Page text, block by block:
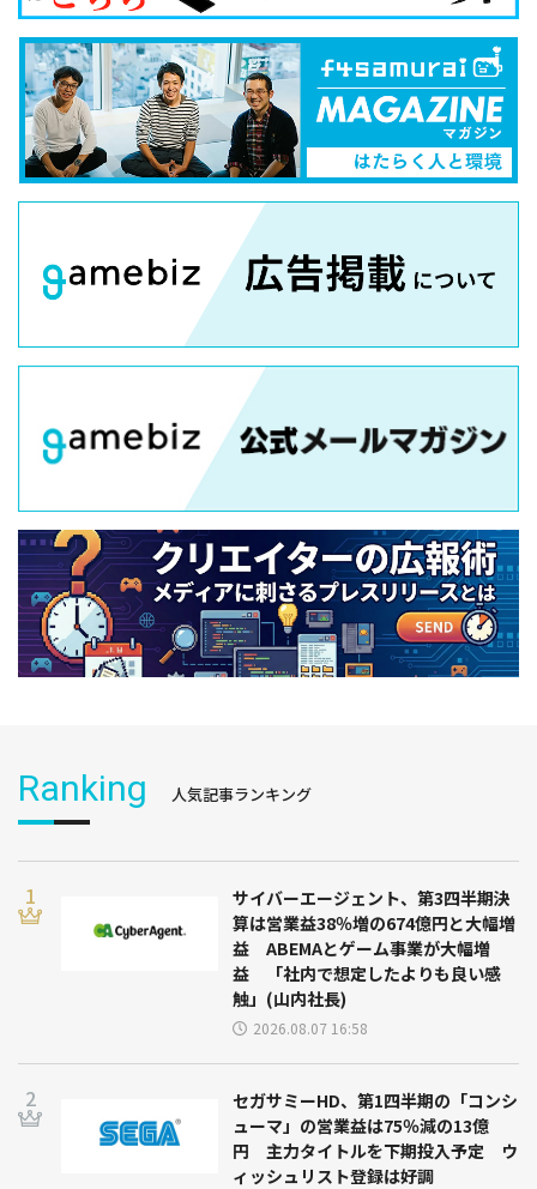
Ranking 人気記事ランキング
サイバーエージェント、第3四半期決
算は営業益38％増の674億円と大幅増
益 ABEMAとゲーム事業が大幅増
益 「社内で想定したよりも良い感
触」(山内社長)
2026.08.07 16:58
セガサミーHD、第1四半期の「コンシ
ューマ」の営業益は75％減の13億
円 主力タイトルを下期投入予定 ウ
ィッシュリスト登録は好調